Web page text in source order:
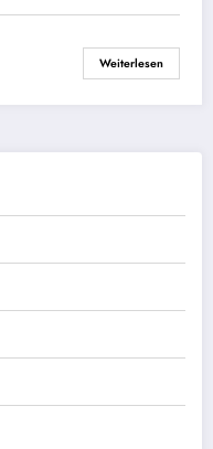
Weiterlesen